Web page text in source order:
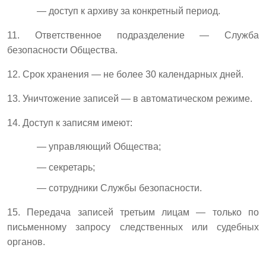
— доступ к архиву за конкретный период.
11. Ответственное подразделение — Служба
безопасности Общества.
12. Срок хранения — не более 30 календарных дней.
13. Уничтожение записей — в автоматическом режиме.
14. Доступ к записям имеют:
— управляющий Общества;
— секретарь;
— сотрудники Службы безопасности.
15. Передача записей третьим лицам — только по
письменному запросу следственных или судебных
органов.